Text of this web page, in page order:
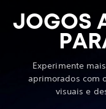
JOGOS
Experimente
aprimorados com
visuais e